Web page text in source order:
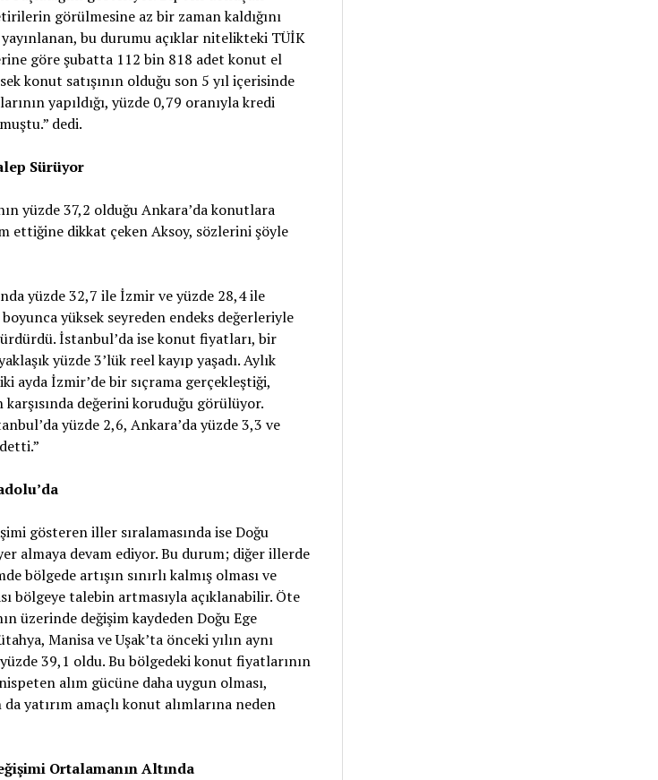
görülmesine az bir zaman kaldığını
bu durumu açıklar nitelikteki TÜİK
göre şubatta 112 bin 818 adet konut el
konut satışının olduğu son 5 yıl içerisinde
yapıldığı, yüzde 0,79 oranıyla kredi
dedi.
Sürüyor
yüzde 37,2 olduğu Ankara’da konutlara
ettiğine dikkat çeken Aksoy, sözlerini şöyle
yüzde 32,7 ile İzmir ve yüzde 28,4 ile
yüksek seyreden endeks değerleriyle
İstanbul’da ise konut fiyatları, bir
yüzde 3’lük reel kayıp yaşadı. Aylık
ayda İzmir’de bir sıçrama gerçekleştiği,
değerini koruduğu görülüyor.
yüzde 2,6, Ankara’da yüzde 3,3 ve
gösteren iller sıralamasında ise Doğu
almaya devam ediyor. Bu durum; diğer illerde
bölgede artışın sınırlı kalmış olması ve
bölgeye talebin artmasıyla açıklanabilir. Öte
üzerinde değişim kaydeden Doğu Ege
Manisa ve Uşak’ta önceki yılın aynı
yüzde 39,1 oldu. Bu bölgedeki konut fiyatlarının
alım gücüne daha uygun olması,
yatırım amaçlı konut alımlarına neden
Ortalamanın Altında